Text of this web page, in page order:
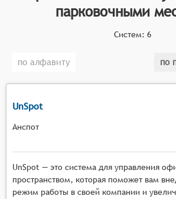
Классификатор программных
для систем. Для того, чтобы быть
местами, системы должны иметь
функциональные возможности:
автоматическое
парковочных мест с
управление потоками
возможностью
распределения мест в
загруженности,
парковочными
Систем: 6
по алфавиту по
UnSpot
Анспот
UnSpot — это система для управления
пространством, которая поможет вам
режим работы в своей компании и